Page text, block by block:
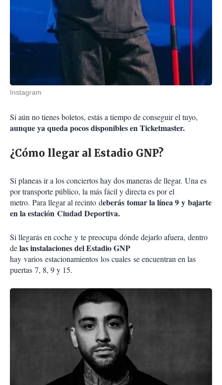
Instagram
Si aún no tienes boletos, estás a tiempo de conseguir el tuyo,
aunque ya queda pocos disponibles en Ticketmaster.
¿Cómo llegar al Estadio GNP?
Si planeas ir a los conciertos hay dos maneras de llegar. Una es
por transporte público, la más fácil y directa es por el
metro. Para llegar al recinto deberás tomar la línea 9 y bajarte
en la estación Ciudad Deportiva.
Si llegarás en coche y te preocupa dónde dejarlo afuera, dentro
delas instalaciones del Estadio GNP
hay varios estacionamientos los cuales se encuentran en las
puertas 7, 8, 9 y 15.